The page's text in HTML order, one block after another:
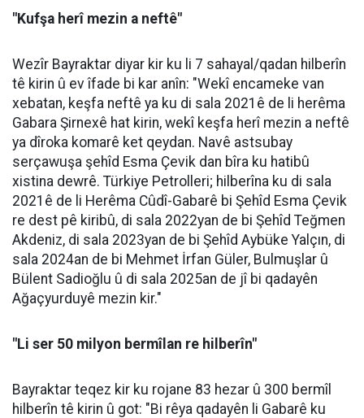
"Kufşa herî mezin a neftê"
Wezîr Bayraktar diyar kir ku li 7 sahayal/qadan hilberîn
tê kirin û ev îfade bi kar anîn: "Wekî encameke van
xebatan, keşfa neftê ya ku di sala 2021ê de li herêma
Gabara Şirnexê hat kirin, wekî keşfa herî mezin a neftê
ya dîroka komarê ket qeydan. Navê astsubay
serçawuşa şehîd Esma Çevik dan bîra ku hatibû
xistina dewrê. Türkiye Petrolleri; hilberîna ku di sala
2021ê de li Herêma Cûdî-Gabarê bi Şehîd Esma Çevik
re dest pê kiribû, di sala 2022yan de bi Şehîd Teğmen
Akdeniz, di sala 2023yan de bi Şehîd Aybüke Yalçın, di
sala 2024an de bi Mehmet İrfan Güler, Bulmuşlar û
Bülent Sadioğlu û di sala 2025an de jî bi qadayên
Ağaçyurduyê mezin kir."
"Li ser 50 milyon bermîlan re hilberîn"
Bayraktar teqez kir ku rojane 83 hezar û 300 bermîl
hilberîn tê kirin û got: "Bi rêya qadayên li Gabarê ku